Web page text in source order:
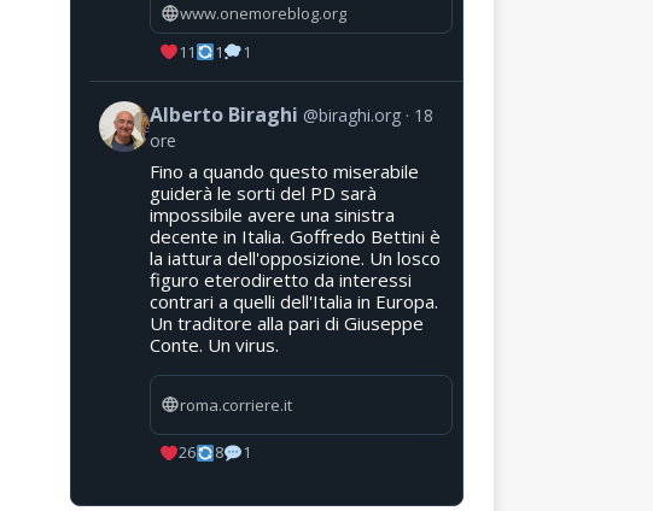
www.onemoreblog.org
11
1 1
Alberto Biraghi @biraghi.org
18
ore
Fino a quando questo miserabile
guiderà le sorti del PD sarà
impossibile avere una sinistra
decente in Italia. Goffredo Bettini è
la iattura dell'opposizione. Un losco
figuro eterodiretto da interessi
contrari a quelli dell'Italia in Europa.
Un traditore alla pari di Giuseppe
Conte. Un virus.
roma.corriere.it
26 8 1